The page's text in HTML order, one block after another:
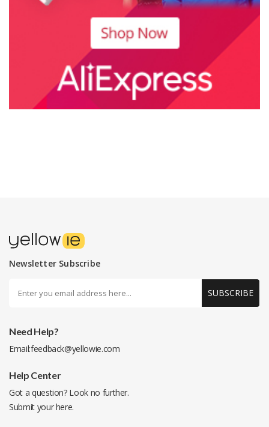
Newsletter Subscribe
SUBSCRIBE
Need Help?
Email:feedback@yellowie.com
Help Center
Got a question? Look no further.
Submit yourhere.